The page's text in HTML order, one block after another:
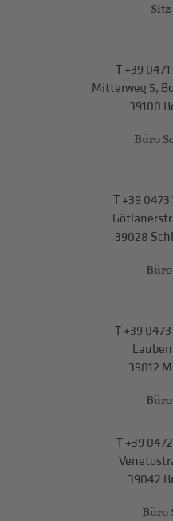
T+39 0471
Mitterweg 5,
39100
Büro
T+39 0473
39028
T+39 0473
39012
T+39 0472
39042
Büro